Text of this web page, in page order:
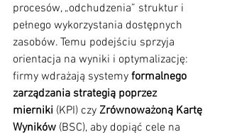
procesów, „odchudzenia” struktur i
pełnego wykorzystania dostępnych
zasobów. Temu podejściu sprzyja
orientacja na wyniki i optymalizację:
firmy wdrażają systemy formalnego
zarządzania strategią poprzez
mierniki (KPI) czy Zrównoważoną Kartę
Wyników (BSC), aby dopiąć cele na